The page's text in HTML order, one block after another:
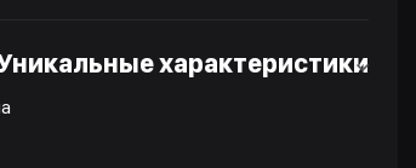
характеристики